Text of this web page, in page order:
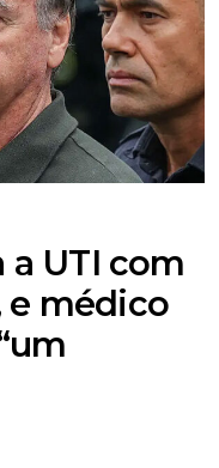
a UTI com
e médico